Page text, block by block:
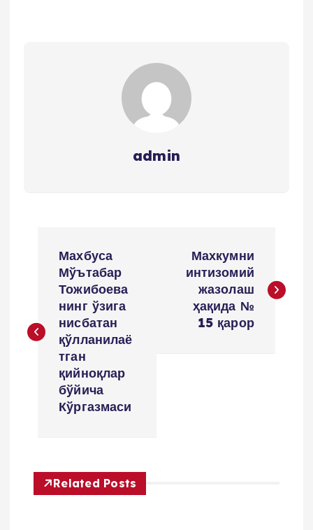
admin
t
y
Махбуса
Мўътабар
Тожибоева
нинг ўзига
нисбатан
қўлланилаё
тган
қийноқлар
бўйича
Кўргазмаси
Махкумни
интизомий
жазолаш
ҳақида №
15 қарор
Related Posts